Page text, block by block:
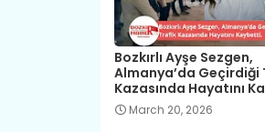
Bozkırlı Ayşe Sezgen,
Almanya’da Geçirdiği
Kazasında Hayatını
March 20, 2026